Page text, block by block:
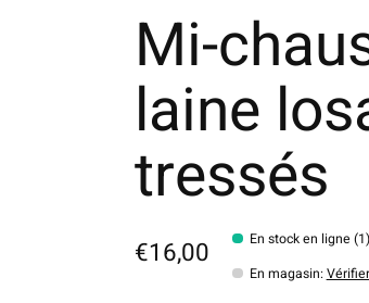
Mi-
laine
tressés
€16,00
En stock en ligne (1)
En magasin: